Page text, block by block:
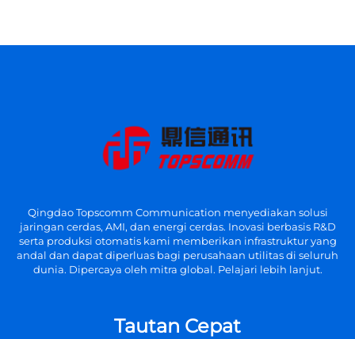
Qingdao Topscomm Communication menyediakan solusi
jaringan cerdas, AMI, dan energi cerdas. Inovasi berbasis R&D
serta produksi otomatis kami memberikan infrastruktur yang
andal dan dapat diperluas bagi perusahaan utilitas di seluruh
dunia. Dipercaya oleh mitra global. Pelajari lebih lanjut.
Tautan Cepat